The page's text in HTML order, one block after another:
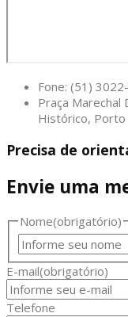
Fone: (51)
Praça
Histórico, Porto
Precisa de
Envie uma
Nome(obrigatório)
E-mail(obrigatório)
Telefone